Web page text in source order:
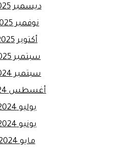
ديسمبر 2025
نوفمبر 2025
أكتوبر 2025
سبتمبر 2025
سبتمبر 2024
أغسطس 2024
يوليو 2024
يونيو 2024
مايو 2024